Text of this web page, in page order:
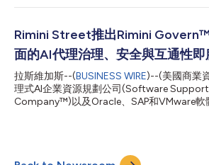
表示：「第二季的業績以及連續四個季度成
服務組合的採用率不斷提升，銷售執行力也
新不在於安裝軟體供應商的下一個『.ai』版
成本、提高獲利能力和強化競爭優勢。我們
軟體升級和移轉所帶來的成本與風險，協助
反，我們在現有ERP軟體之上具有成本效益
新的代理式AI ERP解決方案，從而在現有IT
快、更好、更低成本、更敏捷的ERP流程執
Rimini Street推出Rimini
面的AI代理治理、安全與互通性即
拉斯維加斯--(BUSINESS WIRE)--(美國商業
理式AI企業資源規劃公司(Software Support
Company™)以及Oracle、SAP和VMware軟
服務由專家級AI工程師透過Rimini Street的